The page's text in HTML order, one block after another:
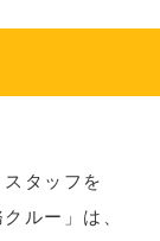
タッフを
ルー」は、